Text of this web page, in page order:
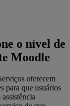
o nível de
Moodle
oferecem
para que usuários